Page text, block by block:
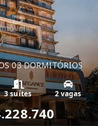
03 DORMITÓRIOS
3 suítes 2 vagas